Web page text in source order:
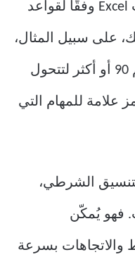
الخلايا تلقائيًا في جداول بيانات Excel وفقًا لقواعد
على سبيل المثال،
ضبط أي خلية تحتوي على رقم 90 أو أكثر لتتحول
علامة للمهام التي
الشرطي،
فهو يُمكّن
والاتجاهات بسرعة